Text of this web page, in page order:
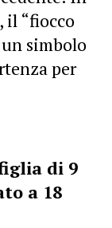
il “fiocco
simbolo
per
di 9
a 18